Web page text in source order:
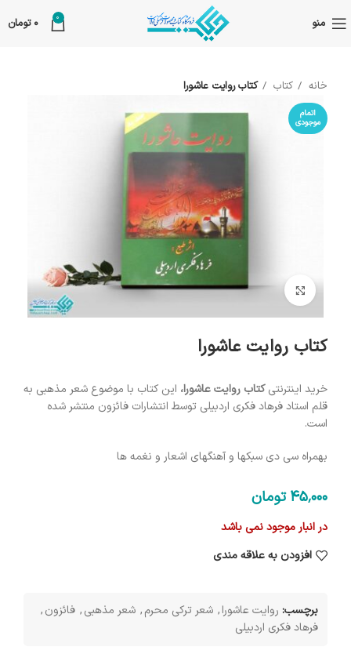
منو 0
0 تومان
خانه کتاب کتاب روایت عاشورا
اتمام
موجودی
بزرگنمایی تصویر
کتاب روایت عاشورا
خرید اینترنتیکتاب روایت عاشورا، این کتاب با موضوع شعر مذهبی به
قلم استاد فرهاد فکری اردبیلی توسط انتشارات فائزون منتشر شده
است.
بهمراه سی دی سبکها و آهنگهای اشعار و نغمه ها
45٬000 تومان
در انبار موجود نمی باشد
افزودن به علاقه مندی
برچسب: روایت عاشورا, شعر ترکی محرم, شعر مذهبی, فائزون,
فرهاد فکری اردبیلی